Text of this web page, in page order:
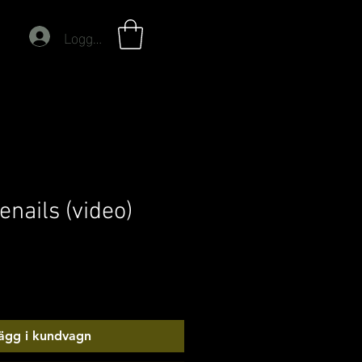
Logga in
(video)
i kundvagn